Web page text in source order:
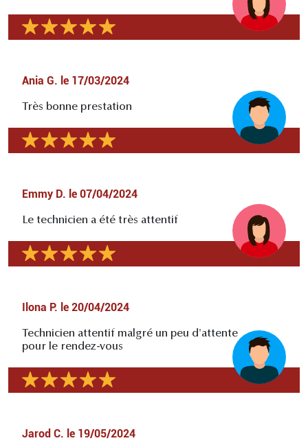
Ania G. le 17/03/2024
Très bonne prestation
Emmy D. le 07/04/2024
Le technicien a été très attentif
Ilona P. le 20/04/2024
Technicien attentif malgré un peu d'attente
pour le rendez-vous
Jarod C. le 19/05/2024